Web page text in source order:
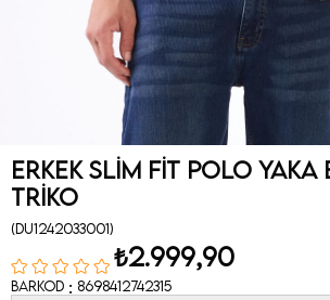
Erkek Slim Fit Polo Yaka
Triko
(DU1242033001)
₺2.999,90
Barkod : 8698412742315